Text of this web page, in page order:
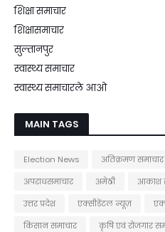
शिक्षा समाचार
शिक्षासमाचार
सुल्तानपुर
स्वास्थ्य समाचार
स्वास्थ्य समाचारले आओ
MAIN TAGS
Election News अतिक्रमण समाचार
अपराधसमाचार
अमेठी आकाश
उत्तर प्रदेश
एक्सीडेंटल न्यूज़
किसान समाचार
कृषि एवं रोजगार